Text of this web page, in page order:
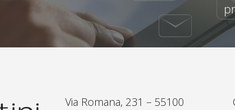
Via Romana, 231 – 55100